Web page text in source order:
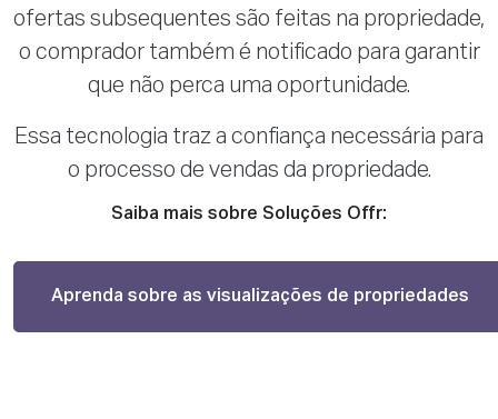
ofertas subsequentes são feitas na propriedade,
o comprador também é notificado para garantir
que não perca uma oportunidade.
Essa tecnologia traz a confiança necessária para
o processo de vendas da propriedade.
Saiba mais sobre Soluções Offr:
Aprenda sobre as visualizações de propriedades